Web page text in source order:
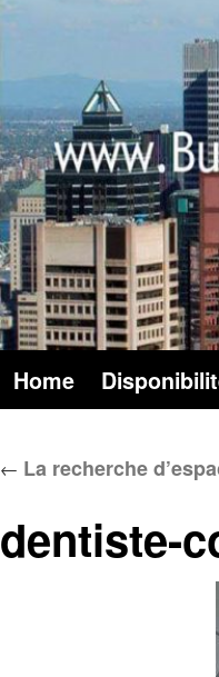
Home
← La recherche
dentiste-